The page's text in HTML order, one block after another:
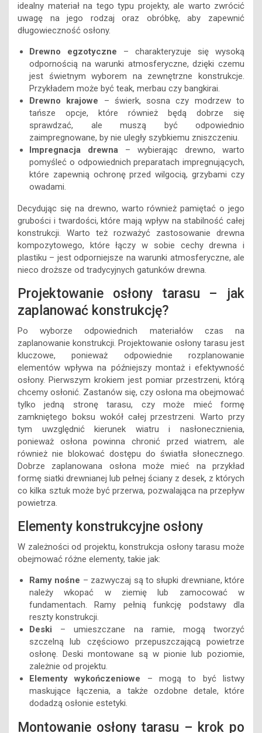
idealny materiał na tego typu projekty, ale warto zwrócić
uwagę na jego rodzaj oraz obróbkę, aby zapewnić
długowieczność osłony.
Drewno egzotyczne – charakteryzuje się wysoką
odpornością na warunki atmosferyczne, dzięki czemu
jest świetnym wyborem na zewnętrzne konstrukcje.
Przykładem może być teak, merbau czy bangkirai.
Drewno krajowe – świerk, sosna czy modrzew to
tańsze opcje, które również będą dobrze się
sprawdzać, ale muszą być odpowiednio
zaimpregnowane, by nie uległy szybkiemu zniszczeniu.
Impregnacja drewna – wybierając drewno, warto
pomyśleć o odpowiednich preparatach impregnujących,
które zapewnią ochronę przed wilgocią, grzybami czy
owadami.
Decydując się na drewno, warto również pamiętać o jego
grubości i twardości, które mają wpływ na stabilność całej
konstrukcji. Warto też rozważyć zastosowanie drewna
kompozytowego, które łączy w sobie cechy drewna i
plastiku – jest odporniejsze na warunki atmosferyczne, ale
nieco droższe od tradycyjnych gatunków drewna.
Projektowanie osłony tarasu – jak
zaplanować konstrukcję?
Po wyborze odpowiednich materiałów czas na
zaplanowanie konstrukcji. Projektowanie osłony tarasu jest
kluczowe, ponieważ odpowiednie rozplanowanie
elementów wpływa na późniejszy montaż i efektywność
osłony. Pierwszym krokiem jest pomiar przestrzeni, którą
chcemy osłonić. Zastanów się, czy osłona ma obejmować
tylko jedną stronę tarasu, czy może mieć formę
zamkniętego boksu wokół całej przestrzeni. Warto przy
tym uwzględnić kierunek wiatru i nasłonecznienia,
ponieważ osłona powinna chronić przed wiatrem, ale
również nie blokować dostępu do światła słonecznego.
Dobrze zaplanowana osłona może mieć na przykład
formę siatki drewnianej lub pełnej ściany z desek, z których
co kilka sztuk może być przerwa, pozwalająca na przepływ
powietrza.
Elementy konstrukcyjne osłony
W zależności od projektu, konstrukcja osłony tarasu może
obejmować różne elementy, takie jak:
Ramy nośne – zazwyczaj są to słupki drewniane, które
należy wkopać w ziemię lub zamocować w
fundamentach. Ramy pełnią funkcję podstawy dla
reszty konstrukcji.
Deski – umieszczane na ramie, mogą tworzyć
szczelną lub częściowo przepuszczającą powietrze
osłonę. Deski montowane są w pionie lub poziomie,
zależnie od projektu.
Elementy wykończeniowe – mogą to być listwy
maskujące łączenia, a także ozdobne detale, które
dodadzą osłonie estetyki.
Montowanie osłony tarasu – krok po